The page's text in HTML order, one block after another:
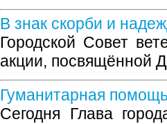
В знак скорби и
Городской Совет
акции, посвящённой
Гуманитарная
Сегодня Глава